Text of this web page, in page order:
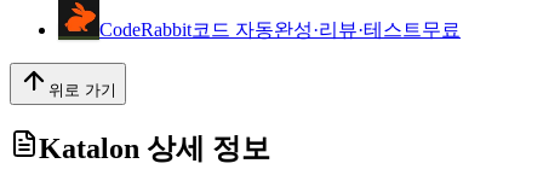
CodeRabbit코드 자동완성·리뷰·테스트무료
위로 가기
Katalon 상세 정보